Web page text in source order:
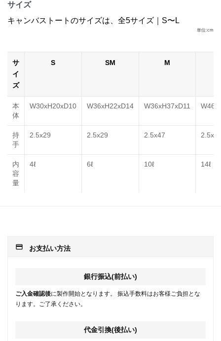
サイズ
キャンバストートのサイズは、全5サイズ｜S〜L
単位:cm
サ
イ
ズ
S SM M
本
体
W30xH20xD10 W36xH22xD14 W36xH37xD11
持
手
2.5x29 2.5x29 2.5x47
内
容
量
4ℓ 6ℓ 10ℓ 14ℓ
payment お支払い方法
銀行振込(前払い)
ご入金確認後に製作開始となります。 振込手数料はお客様ご負担とな
ります。ご了承ください。
代金引換(後払い)